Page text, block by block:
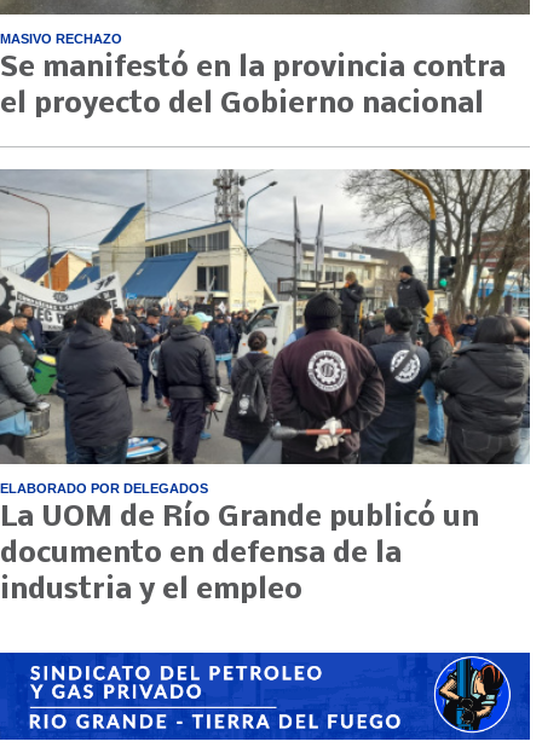
MASIVO RECHAZO
Se manifestó en la provincia contra
el proyecto del Gobierno nacional
ELABORADO POR DELEGADOS
La UOM de Río Grande publicó un
documento en defensa de la
industria y el empleo